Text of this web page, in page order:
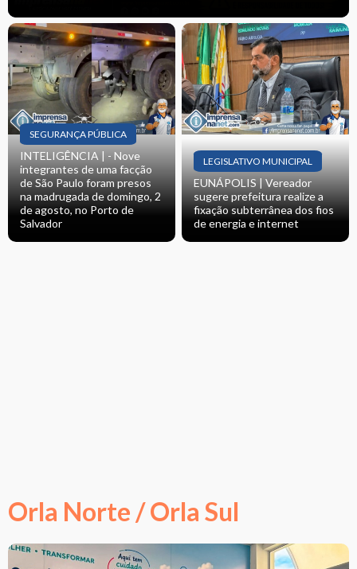
SEGURANÇA PÚBLICA
INTELIGÊNCIA | - Nove
integrantes de uma facção
de São Paulo foram presos
na madrugada de domingo, 2
de agosto, no Porto de
Salvador
LEGISLATIVO MUNICIPAL
EUNÁPOLIS | Vereador
sugere prefeitura realize a
fixação subterrânea dos fios
de energia e internet
Orla Norte / Orla Sul